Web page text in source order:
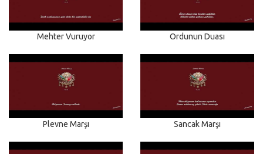
Mehter Vuruyor Ordunun Duası
Plevne Marşı Sancak Marşı